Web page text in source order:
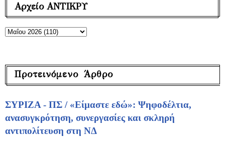
Αρχείο ΑΝΤΙΚΡΥ
Προτεινόμενο Άρθρο
ΣΥΡΙΖΑ - ΠΣ / «Είμαστε εδώ»: Ψηφοδέλτια,
ανασυγκρότηση, συνεργασίες και σκληρή
αντιπολίτευση στη ΝΔ